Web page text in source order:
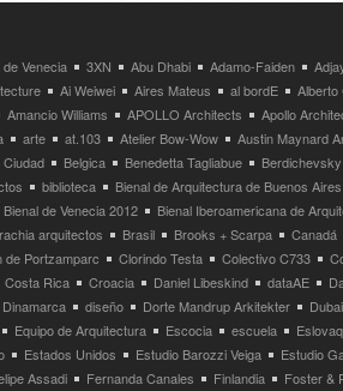
Venecia 3XN Abu Dhabi Adamo-Faiden
Ai Weiwei Aires Mateus al bordE
Alberto
Amancio Williams APOLLO Architects
Apollo
arte at.103 Atelier Bow-Wow
Austin Maynard
Ciudad Belgica Benedetta Tagliabue
biblioteca
Bienal de Arquitectura de Buenos Aires
Bienal de Venecia 2012
Bienal Iberoamericana de
arquitectos Brasil Brooks + Scarpa
Canadá
de Portzamparc Clorindo Testa Colectivo C733
Costa Rica Croacia Daniel Libeskind dataAE
Dinamarca diseño Dorte Mandrup Arkitekter
Dubai
Equipo de Arquitectura Escocia escuela
Estados Unidos Estudio Barozzi Veiga
Estudio
Assadi Fernanda Canales Finlandia
Foster &